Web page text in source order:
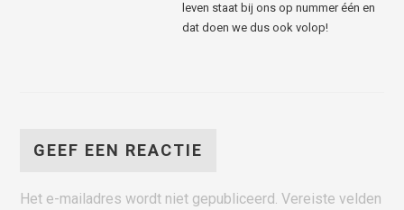
leven staat bij ons op nummer één en
dat doen we dus ook volop!
GEEF EEN REACTIE
Het e-mailadres wordt niet gepubliceerd. Vereiste velden